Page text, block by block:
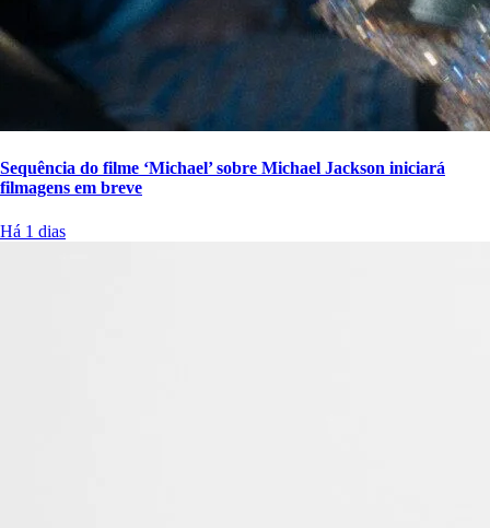
Sequência do filme ‘Michael’ sobre Michael Jackson iniciará
filmagens em breve
Há 1 dias